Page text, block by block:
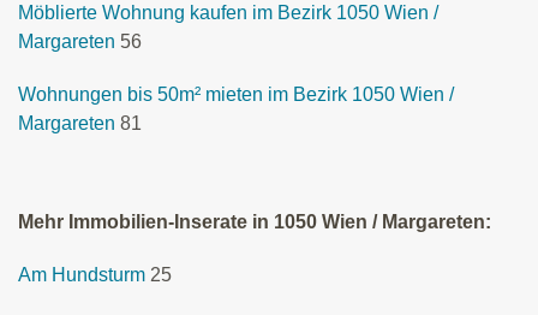
Möblierte Wohnung kaufen im Bezirk 1050 Wien /
Margareten 56
Wohnungen bis 50m² mieten im Bezirk 1050 Wien /
Margareten 81
Mehr Immobilien-Inserate in 1050 Wien / Margareten:
Am Hundsturm 25